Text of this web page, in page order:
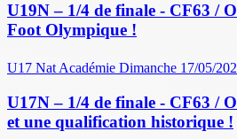
U19N – 1/4 de finale - CF63 /
Foot Olympique !
U17 Nat Académie Dimanche 17/05/
U17N – 1/4 de finale - CF63 /
et une qualification historique !